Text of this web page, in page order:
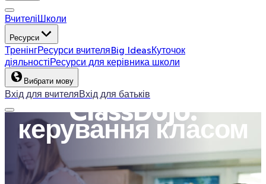
ВчителіШколи
Ресурси
ТренінгРесурси вчителяBig IdeasКуточок
діяльностіРесурси для керівника школи
Вибрати мову
Вхід для вчителяВхід для батьків
ClassDojo:
керування класом